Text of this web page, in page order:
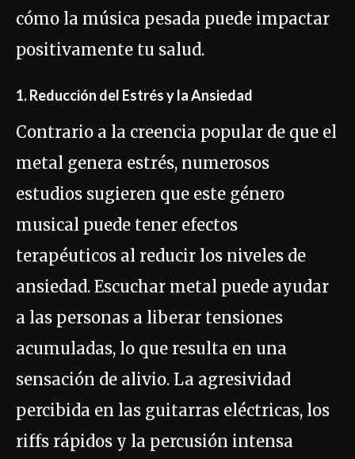
cómo la música pesada puede impactar
positivamente tu salud.
1. Reducción del Estrés y la Ansiedad
Contrario a la creencia popular de que el
metal genera estrés, numerosos
estudios sugieren que este género
musical puede tener efectos
terapéuticos al reducir los niveles de
ansiedad. Escuchar metal puede ayudar
a las personas a liberar tensiones
acumuladas, lo que resulta en una
sensación de alivio. La agresividad
percibida en las guitarras eléctricas, los
riffs rápidos y la percusión intensa